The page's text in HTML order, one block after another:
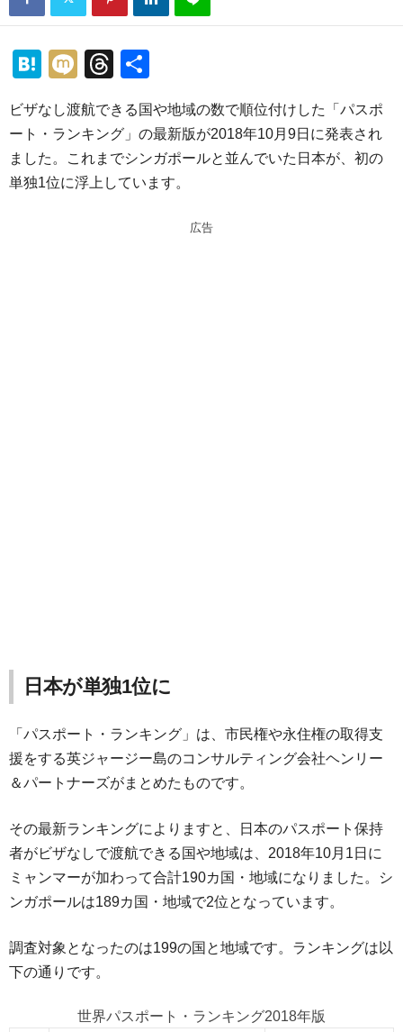
H
e
n
a
M
T
e
a
d
ビザなし渡航できる国や地域の数で順位付けした「パスポ
ート・ランキング」の最新版が2018年10月9日に発表され
ました。これまでシンガポールと並んでいた日本が、初の
単独1位に浮上しています。
広告
日本が単独1位に
「パスポート・ランキング」は、市民権や永住権の取得支
援をする英ジャージー島のコンサルティング会社ヘンリー
＆パートナーズがまとめたものです。
その最新ランキングによりますと、日本のパスポート保持
者がビザなしで渡航できる国や地域は、2018年10月1日に
ミャンマーが加わって合計190カ国・地域になりました。シ
ンガポールは189カ国・地域で2位となっています。
調査対象となったのは199の国と地域です。ランキングは以
下の通りです。
世界パスポート・ランキング2018年版